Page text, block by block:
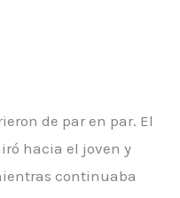
de par en par. El
hacia el joven y
continuaba